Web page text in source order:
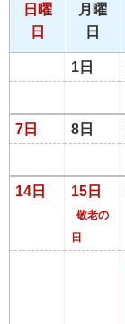
日曜
日
月曜
日
1日
7日 8日
14日 15日
敬老の
日